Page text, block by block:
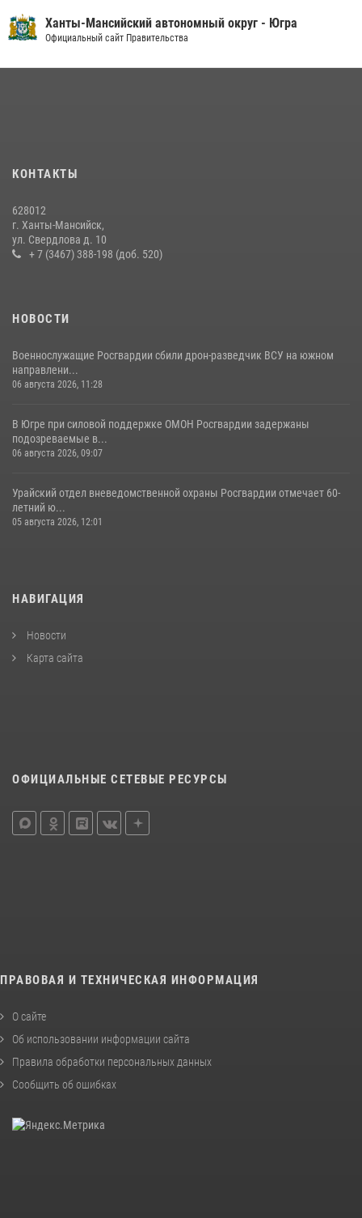
16 июля 2026, 04:54 4
29 июля 2026, 09:54
форума развития гражданского общества «Добрино»
13 июля 2026, 11:47
Ханты-Мансийский автономный округ - Югра
Официальный сайт Правительства
КОНТАКТЫ
628012
г. Ханты-Мансийск,
ул. Свердлова д. 10
+ 7 (3467) 388-198 (доб. 520)
НОВОСТИ
Военнослужащие Росгвардии сбили дрон-разведчик ВСУ на южном
направлени...
06 августа 2026, 11:28
В Югре при силовой поддержке ОМОН Росгвардии задержаны
подозреваемые в...
06 августа 2026, 09:07
Урайский отдел вневедомственной охраны Росгвардии отмечает 60-
летний ю...
05 августа 2026, 12:01
НАВИГАЦИЯ
Новости
Карта сайта
ОФИЦИАЛЬНЫЕ СЕТЕВЫЕ РЕСУРСЫ
ПРАВОВАЯ И ТЕХНИЧЕСКАЯ ИНФОРМАЦИЯ
О сайте
Об использовании информации сайта
Правила обработки персональных данных
Сообщить об ошибках